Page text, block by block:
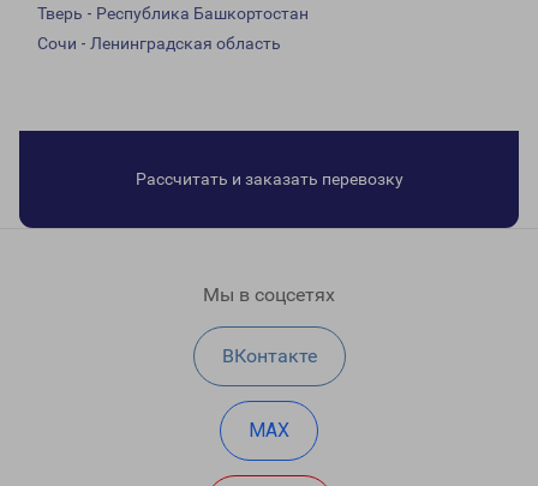
Тверь - Республика Башкортостан
Сочи - Ленинградская область
Рассчитать и заказать перевозку
Мы в соцсетях
ВКонтакте
MAX